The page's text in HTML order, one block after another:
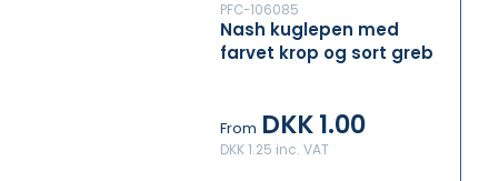
PFC-106085
Nash kuglepen med
farvet krop og sort greb
From DKK 1.00
DKK 1.25 inc. VAT